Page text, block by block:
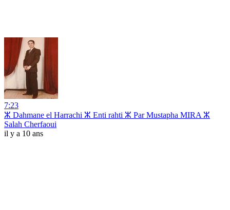
7:23
ⵣ Dahmane el Harrachi ⵣ Enti rahti ⵣ Par Mustapha MIRA ⵣ
Salah Cherfaoui
il y a 10 ans